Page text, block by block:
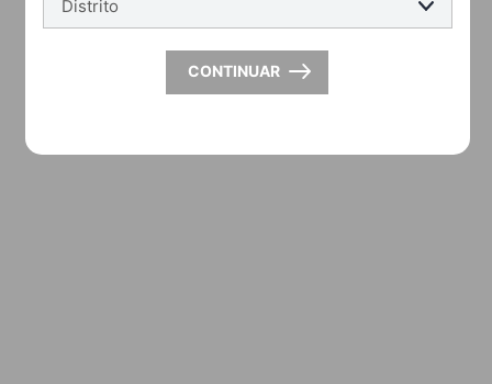
CONTINUAR